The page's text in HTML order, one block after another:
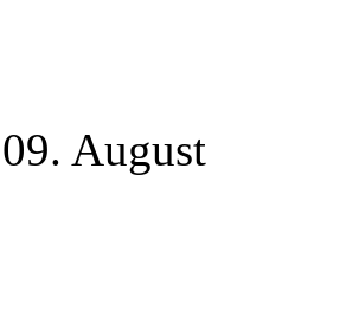
August